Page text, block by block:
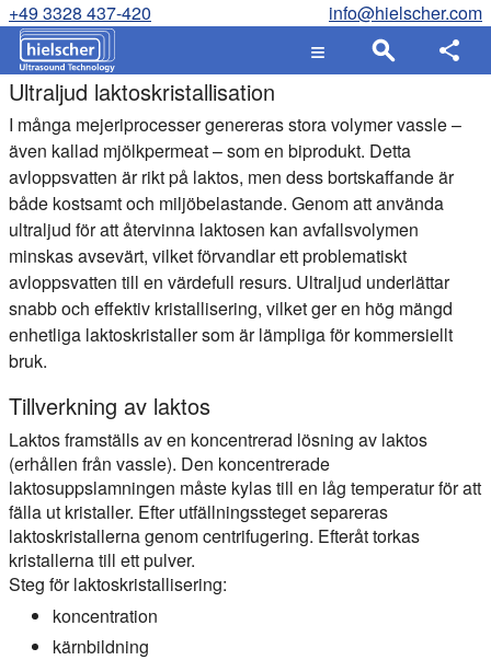
+49 3328 437-420 info@hielscher.com
Ultraljud laktoskristallisation
I många mejeriprocesser genereras stora volymer vassle –
även kallad mjölkpermeat – som en biprodukt. Detta
avloppsvatten är rikt på laktos, men dess bortskaffande är
både kostsamt och miljöbelastande. Genom att använda
ultraljud för att återvinna laktosen kan avfallsvolymen
minskas avsevärt, vilket förvandlar ett problematiskt
avloppsvatten till en värdefull resurs. Ultraljud underlättar
snabb och effektiv kristallisering, vilket ger en hög mängd
enhetliga laktoskristaller som är lämpliga för kommersiellt
bruk.
Tillverkning av laktos
Laktos framställs av en koncentrerad lösning av laktos
(erhållen från vassle). Den koncentrerade
laktosuppslamningen måste kylas till en låg temperatur för att
fälla ut kristaller. Efter utfällningssteget separeras
laktoskristallerna genom centrifugering. Efteråt torkas
kristallerna till ett pulver.
Steg för laktoskristallisering:
koncentration
kärnbildning